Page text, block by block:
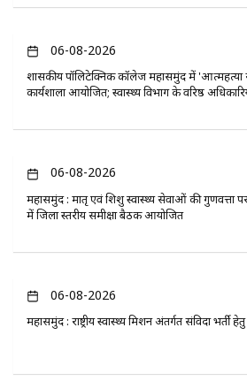
06-08-2026
​शासकीय पॉलिटेक्निक कॉलेज महासमुंद में 'आत्महत्या
कार्यशाला आयोजित; स्वास्थ्य विभाग के वरिष्ठ
06-08-2026
महासमुंद : मातृ एवं शिशु स्वास्थ्य सेवाओं की गुणवत्ता
में जिला स्तरीय समीक्षा बैठक आयोजित
06-08-2026
महासमुंद : राष्ट्रीय स्वास्थ्य मिशन अंतर्गत संविदा भर्ती हेतु